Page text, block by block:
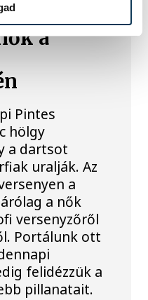
a
Pintes
hölgy
a dartsot
uralják. Az
a
a nők
versenyzőről
Portálunk ott
felidézzük a
pillanatait.